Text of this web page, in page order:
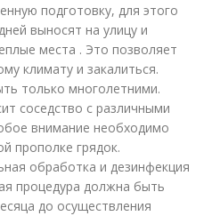
подготовку, для этого
выносят на улицу и
места . Это позволяет
климату и закалиться.
только многолетними.
соседство с различными
внимание необходимо
прополке грядок.
обработка и дезинфекция
процедура должна быть
до осуществления